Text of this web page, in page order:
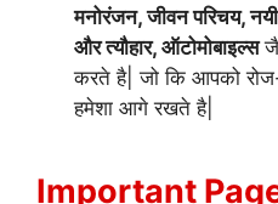
मनोरंजन, जीवन परिचय,
और त्यौहार, ऑटोमोबाइल्स
करते है| जो कि आपको रोज-
हमेशा आगे रखते है|
Important